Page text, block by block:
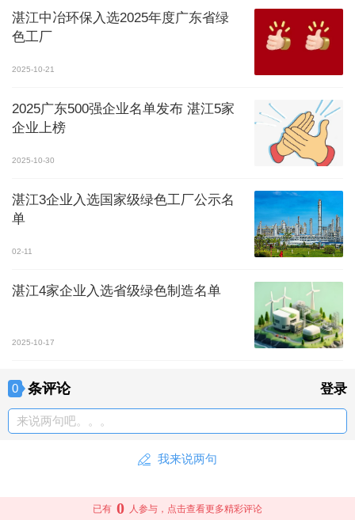
湛江中冶环保入选2025年度广东省绿
色工厂
2025-10-21
2025广东500强企业名单发布 湛江5家
企业上榜
2025-10-30
湛江3企业入选国家级绿色工厂公示名
单
02-11
湛江4家企业入选省级绿色制造名单
2025-10-17
0 条评论 登录
来说两句吧。。。
我来说两句
已有 0 人参与，点击查看更多精彩评论